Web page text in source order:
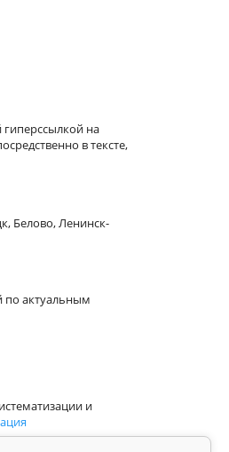
гиперссылкой на
в тексте,
Белово, Ленинск-
по актуальным
и